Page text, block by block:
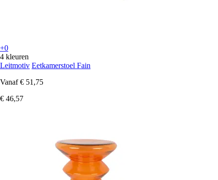
+0
4 kleuren
Leitmotiv Eetkamerstoel Fain
Vanaf € 51,75
€ 46,57